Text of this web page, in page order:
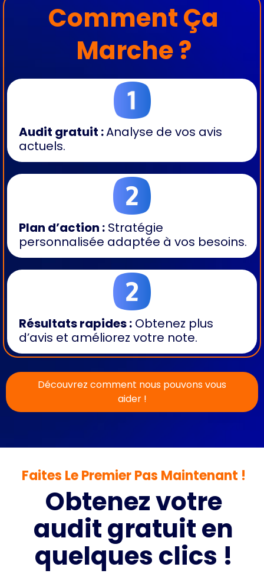
Comment Ça
Marche ?
Audit gratuit :Analyse de vos avis
actuels.
Plan d’action : Stratégie
personnalisée adaptée à vos besoins.
Résultats rapides : Obtenez plus
d’avis et améliorez votre note.
Découvrez comment nous pouvons vous
aider !
Faites Le Premier Pas Maintenant !
Obtenez votre
audit gratuit en
quelques clics !